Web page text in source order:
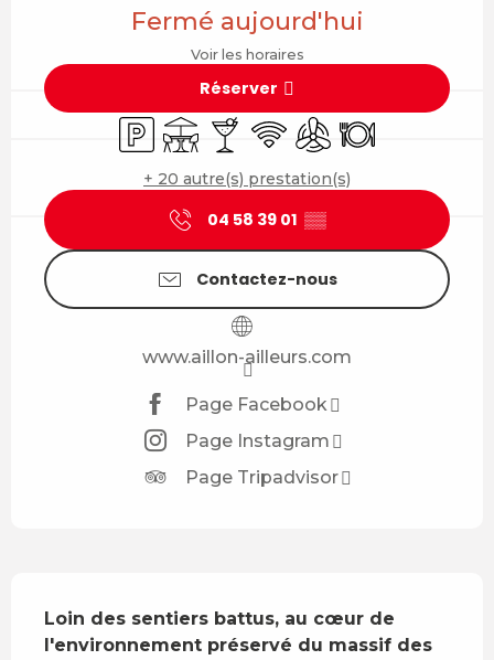
Fermé aujourd'hui
Voir les horaires
Réserver
ParkingTerrasseBar / Buvette
WiFi Air conditionné
Restaurant
+ 20 autre(s) prestation(s)
04 58 39 01 ▒▒
Contactez-nous
www.aillon-ailleurs.com
Page Facebook
Page Instagram
Page Tripadvisor
Loin des sentiers battus, au cœur de
l'environnement préservé du massif des